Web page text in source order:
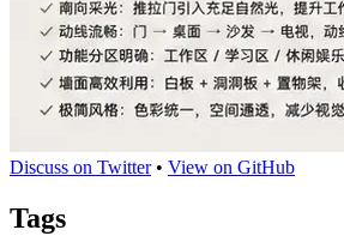
Discuss on Twitter• View on GitHub
Tags